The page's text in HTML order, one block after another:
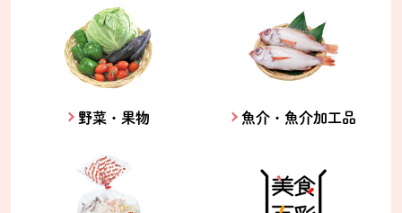
野菜・果物 魚介・魚介加工品